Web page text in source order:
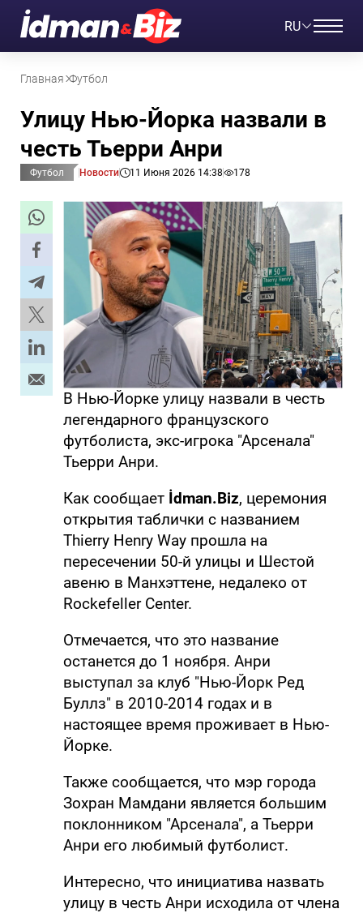
RU
Главная Футбол
Улицу Нью-Йорка назвали в
честь Тьерри Анри
Футбол Новости 11 Июня 2026 14:38 178
В Нью-Йорке улицу назвали в честь
легендарного французского
футболиста, экс-игрока "Арсенала"
Тьерри Анри.
Как сообщает İdman.Biz, церемония
открытия таблички с названием
Thierry Henry Way прошла на
пересечении 50-й улицы и Шестой
авеню в Манхэттене, недалеко от
Rockefeller Center.
Отмечается, что это название
останется до 1 ноября. Анри
выступал за клуб "Нью-Йорк Ред
Буллз" в 2010-2014 годах и в
настоящее время проживает в Нью-
Йорке.
Также сообщается, что мэр города
Зохран Мамдани является большим
поклонником "Арсенала", а Тьерри
Анри его любимый футболист.
Интересно, что инициатива назвать
улицу в честь Анри исходила от члена